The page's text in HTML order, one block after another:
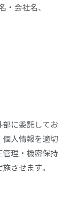
会社名、
に委託してお
人情報を適切
理・機密保持
させます。